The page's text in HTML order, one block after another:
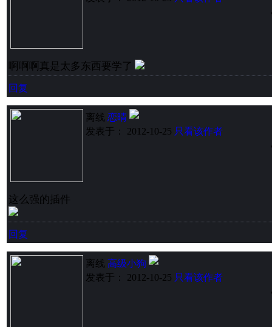
啊啊啊真是太多东西要学了
回复
离线 恋晴
发表于： 2012-10-25 只看该作者
这么强的插件
回复
离线 高级小狗
发表于： 2012-10-25 只看该作者